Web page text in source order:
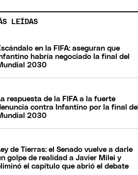
LEÍDAS
en la FIFA: aseguran que
habría negociado la final del
2030
respuesta de la FIFA a la fuerte
contra Infantino por la final del
2030
de Tierras: el Senado vuelve a darle
golpe de realidad a Javier Milei y
el capítulo que abrió el debate